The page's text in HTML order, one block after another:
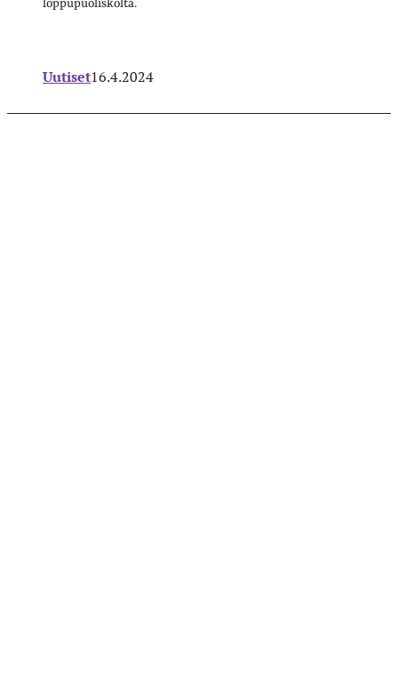
loppupuoliskolta.
Uutiset16.4.2024